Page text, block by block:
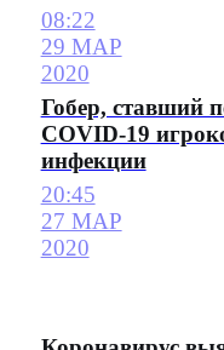
08:22
29 МАР
2020
Гобер, ставший
COVID-19
инфекции
20:45
27 МАР
2020